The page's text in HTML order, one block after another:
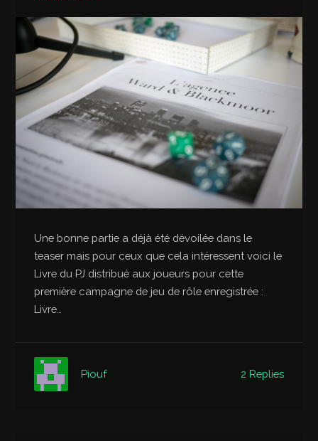
Une bonne partie a déjà été dévoilée dans le
teaser mais pour ceux que cela intéressent voici le
Livre du PJ distribué aux joueurs pour cette
première campagne de jeu de rôle enregistrée :
Livre…
2 Replies
Piouf